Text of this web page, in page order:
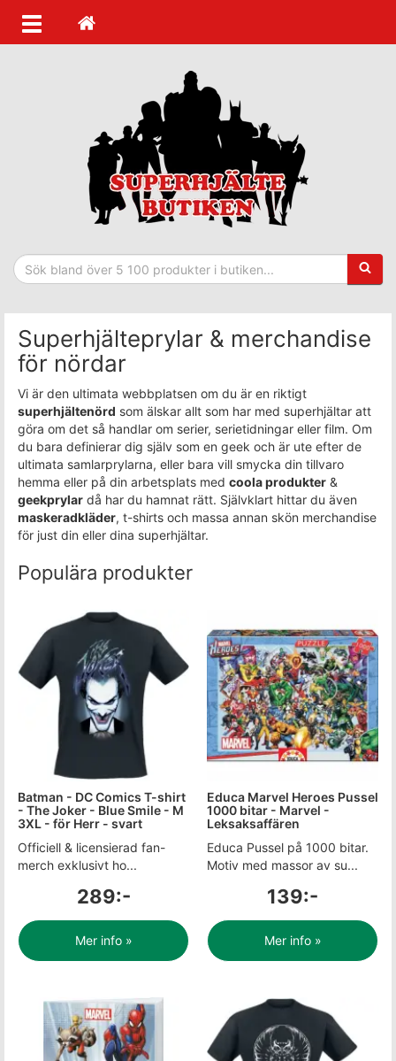
Superhjälteprylar & merchandise
för nördar
Vi är den ultimata webbplatsen om du är en riktigt
superhjältenörd som älskar allt som har med superhjältar att
göra om det så handlar om serier, serietidningar eller film. Om
du bara definierar dig själv som en geek och är ute efter de
ultimata samlarprylarna, eller bara vill smycka din tillvaro
hemma eller på din arbetsplats med coola produkter &
geekprylar då har du hamnat rätt. Självklart hittar du även
maskeradkläder, t-shirts och massa annan skön merchandise
för just din eller dina superhjältar.
Populära produkter
Batman - DC Comics T-shirt
- The Joker - Blue Smile - M
3XL - för Herr - svart
Officiell & licensierad fan-
merch exklusivt ho...
289:-
Mer info »
Educa Marvel Heroes Pussel
1000 bitar - Marvel -
Leksaksaffären
Educa Pussel på 1000 bitar.
Motiv med massor av su...
139:-
Mer info »